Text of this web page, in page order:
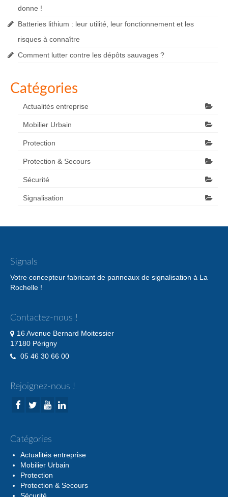
donne !
Batteries lithium : leur utilité, leur fonctionnement et les
risques à connaître
Comment lutter contre les dépôts sauvages ?
Catégories
Actualités entreprise
Mobilier Urbain
Protection
Protection & Secours
Sécurité
Signalisation
Signals
Votre concepteur fabricant de panneaux de signalisation à La
Rochelle !
Contactez-nous !
16 Avenue Bernard Moitessier
17180 Périgny
05 46 30 66 00
Rejoignez-nous !
Catégories
Actualités entreprise
Mobilier Urbain
Protection
Protection & Secours